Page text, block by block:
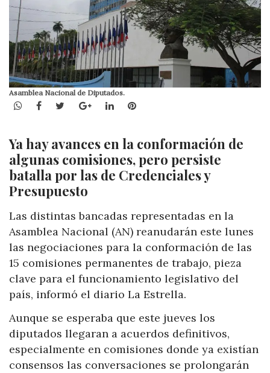
Asamblea Nacional de Diputados.
WhatsApp
Facebook
TwitterGoogle+LinkedInPinterest
Ya hay avances en la conformación de
algunas comisiones, pero persiste
batalla por las de Credenciales y
Presupuesto
Las distintas bancadas representadas en la
Asamblea Nacional (AN) reanudarán este lunes
las negociaciones para la conformación de las
15 comisiones permanentes de trabajo, pieza
clave para el funcionamiento legislativo del
país, informó el diario La Estrella.
Aunque se esperaba que este jueves los
diputados llegaran a acuerdos definitivos,
especialmente en comisiones donde ya existían
consensos las conversaciones se prolongarán